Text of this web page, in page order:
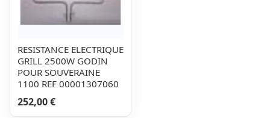
RESISTANCE ELECTRIQUE
GRILL 2500W GODIN
POUR SOUVERAINE
1100 REF 00001307060
252,00 €